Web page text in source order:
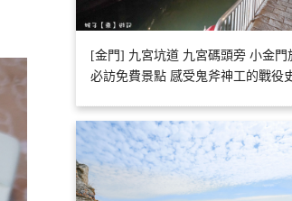
[金門] 九宮坑道 九宮碼頭旁 小金門
必訪免費景點 感受鬼斧神工的戰役